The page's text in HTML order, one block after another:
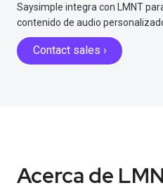
Saysimple integra con LMNT
contenido de audio
Contact sales ›
Acerca de